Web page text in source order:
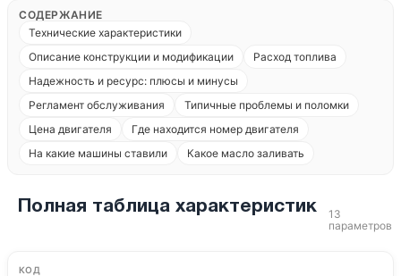
СОДЕРЖАНИЕ
Технические характеристики
Описание конструкции и модификации
Расход топлива
Надежность и ресурс: плюсы и минусы
Регламент обслуживания
Типичные проблемы и поломки
Цена двигателя
Где находится номер двигателя
На какие машины ставили
Какое масло заливать
Полная таблица характеристик
13
параметров
КОД